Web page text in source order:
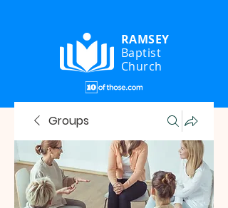
RAMSEY
Baptist
Church
Groups